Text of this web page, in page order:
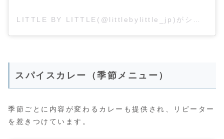
スパイスカレー（季節メニュー）
季節ごとに内容が変わるカレーも提供され、リピーター
を惹きつけています。